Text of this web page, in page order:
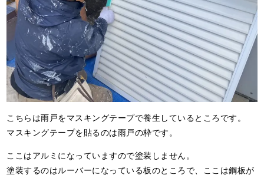
こちらは雨戸をマスキングテープで養生しているところです。
マスキングテープを貼るのは雨戸の枠です。
ここはアルミになっていますので塗装しません。
塗装するのはルーバーになっている板のところで、ここは鋼板が